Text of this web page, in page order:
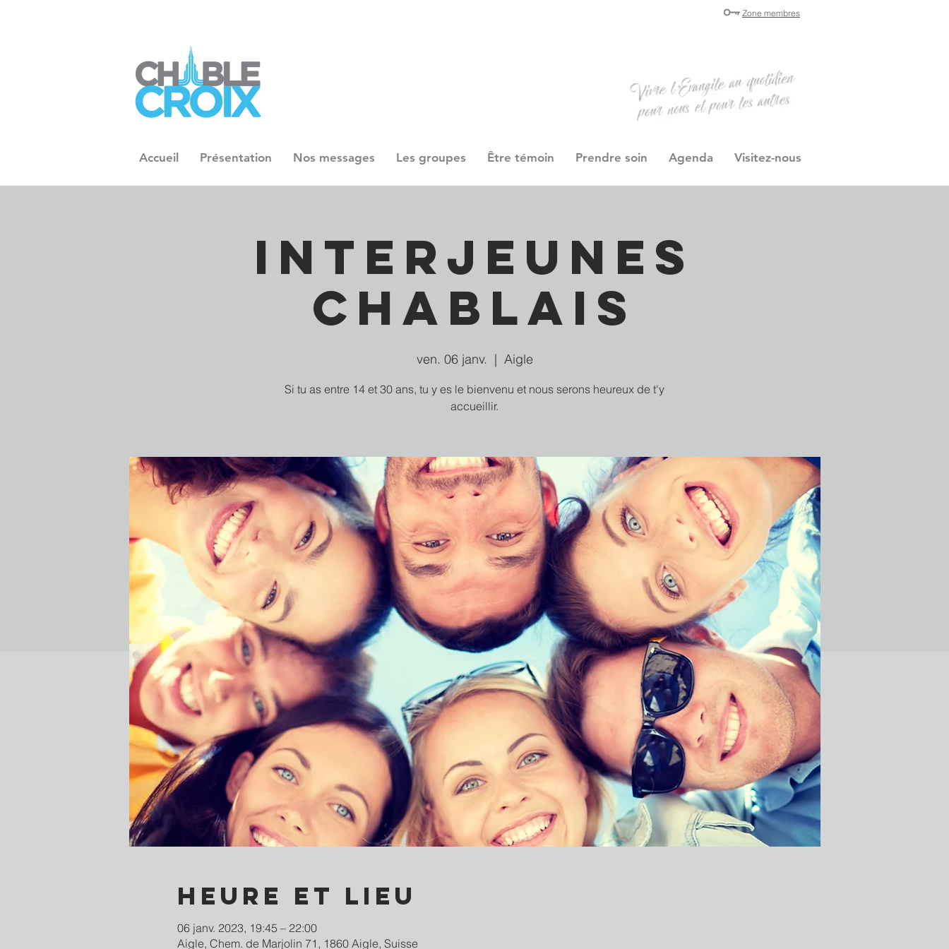
Zone membres
Accueil Présentation Nos messages Les groupes Être témoin Prendre soin Agenda Visitez-nous
Interjeunes
Chablais
ven. 06 janv.
  |
Aigle
Si tu as entre 14 et 30 ans, tu y es le bienvenu et nous serons heureux de t'y
accueillir.
Heure et lieu
06 janv. 2023, 19:45 – 22:00
Aigle, Chem. de Marjolin 71, 1860 Aigle, Suisse